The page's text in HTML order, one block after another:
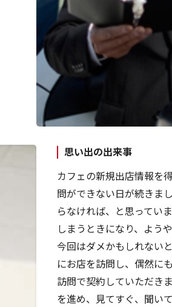
思い出の出来事
カフェの新規出店情報を
問ができない日が続きま
らなければ、と思ってい
しまうときになり、よう
今回はダメかもしれない
にお店を訪問し、偶然に
訪問で契約していただき
を進め、見てすぐ、聞い